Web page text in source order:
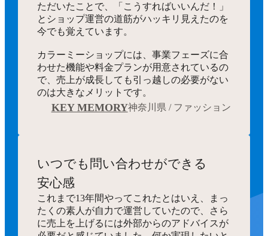
ただいたことで、「こうすればいいんだ！」
とショップ運営の道筋がハッキリ見えたのを
今でも覚えています。
カラーミーショップには、事業フェーズに合
わせた機能や料金プランが用意されているの
で、売上が成長しても引っ越しの必要がない
のは大きなメリットです。
KEY MEMORY神奈川県 / ファッション
いつでも 問い合わせができる
安心感
これまで13年間やってこれたとはいえ、まっ
たくの素人が自力で運営していたので、さら
に売上を上げるには外部からのアドバイスが